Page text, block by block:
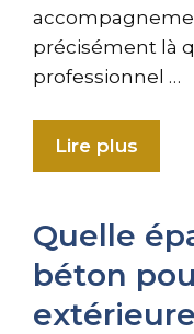
précisément là
professionnel …
Lire plus
Quelle
béton